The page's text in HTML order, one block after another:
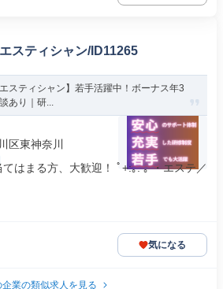
スティシャン/ID11265
スティシャン】若手活躍中！ボーナス年3
あり｜研...
区東神奈川
はまる方、大歓迎！ ﾟ+:｡. ｡ ・エステ／
気になる
企業の類似求人を見る